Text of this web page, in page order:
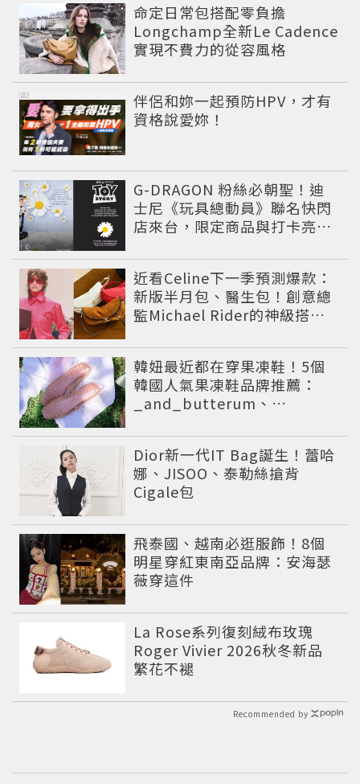
命定日常包搭配零負擔
Longchamp全新Le Cadence
實現不費力的從容風格
伴侶和妳一起預防HPV，才有
資格說愛妳！
PR
G-DRAGON 粉絲必朝聖！迪
士尼《玩具總動員》聯名快閃
店來台，限定商品與打卡亮點
近看Celine下一季預測爆款：
新版半月包、醫生包！創意總
監Michael Rider的神級搭配
韓妞最近都在穿果凍鞋！5個
韓國人氣果凍鞋品牌推薦：
_and_butterum、
備
Dior新一代IT Bag誕生！蕾哈
娜、JISOO、泰勒絲搶背
Cigale包
飛泰國、越南必逛服飾！8個
明星穿紅東南亞品牌：安海瑟
薇穿這件
La Rose系列復刻絨布玫瑰
Roger Vivier 2026秋冬新品
繁花不褪
Recommended by